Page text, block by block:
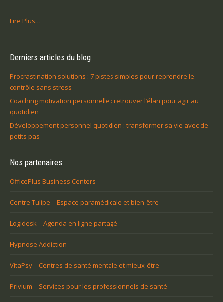
Lire Plus…
Derniers articles du blog
Procrastination solutions : 7 pistes simples pour reprendre le
contrôle sans stress
Coaching motivation personnelle : retrouver l’élan pour agir au
quotidien
Développement personnel quotidien : transformer sa vie avec de
petits pas
Nos partenaires
OfficePlus Business Centers
Centre Tulipe – Espace paramédicale et bien-être
Logidesk – Agenda en ligne partagé
Hypnose Addiction
VitaPsy – Centres de santé mentale et mieux-être
Privium – Services pour les professionnels de santé